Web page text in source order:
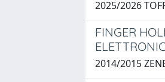
2025/2026
FINGER
2014/2015